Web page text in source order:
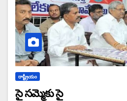
రాష్ట్రీయం
సై సమ్మెకు సై